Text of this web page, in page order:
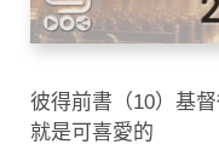
彼得前書（10）基
就是可喜愛的